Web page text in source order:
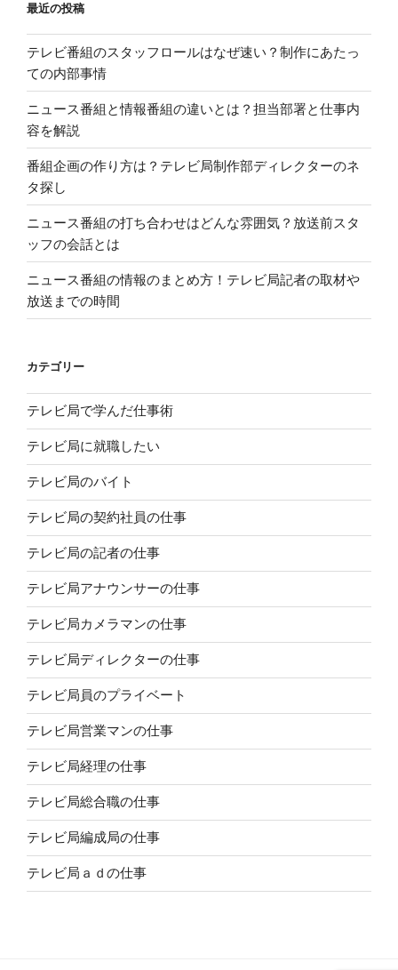
最近の投稿
テレビ番組のスタッフロールはなぜ速い？制作にあたっ
ての内部事情
ニュース番組と情報番組の違いとは？担当部署と仕事内
容を解説
番組企画の作り方は？テレビ局制作部ディレクターのネ
タ探し
ニュース番組の打ち合わせはどんな雰囲気？放送前スタ
ッフの会話とは
ニュース番組の情報のまとめ方！テレビ局記者の取材や
放送までの時間
カテゴリー
テレビ局で学んだ仕事術
テレビ局に就職したい
テレビ局のバイト
テレビ局の契約社員の仕事
テレビ局の記者の仕事
テレビ局アナウンサーの仕事
テレビ局カメラマンの仕事
テレビ局ディレクターの仕事
テレビ局員のプライベート
テレビ局営業マンの仕事
テレビ局経理の仕事
テレビ局総合職の仕事
テレビ局編成局の仕事
テレビ局ａｄの仕事